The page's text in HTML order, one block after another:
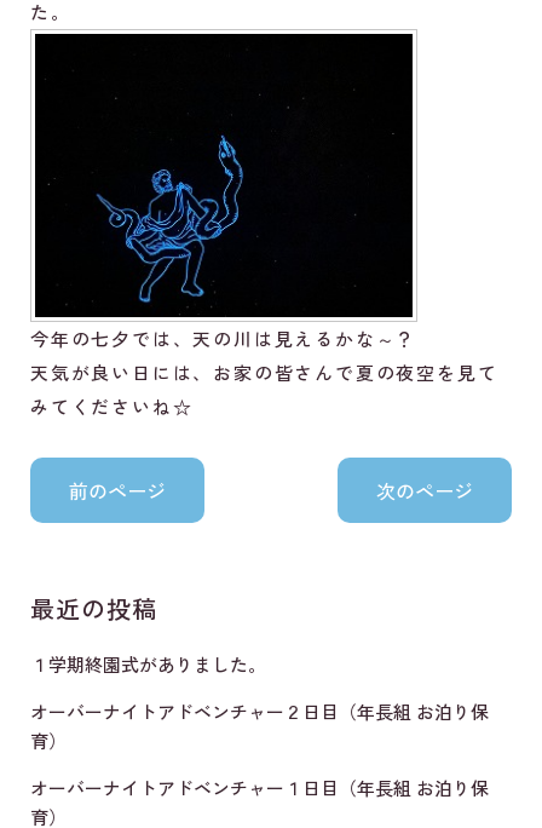
た。
今年の七夕では、天の川は見えるかな～？
天気が良い日には、お家の皆さんで夏の夜空を見て
みてくださいね☆
最近の投稿
１学期終園式がありました。
オーバーナイトアドベンチャー２日目（年長組 お泊り保
育）
オーバーナイトアドベンチャー１日目（年長組 お泊り保
育）